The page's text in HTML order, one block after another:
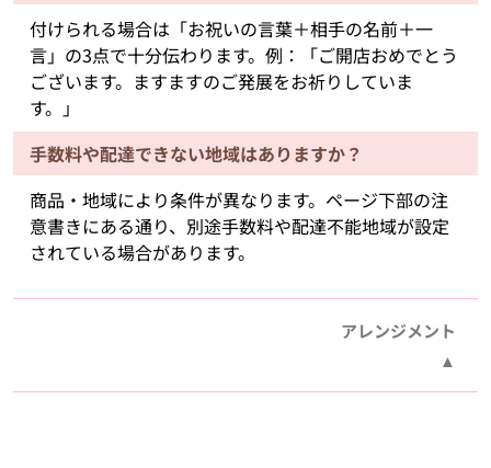
付けられる場合は「お祝いの言葉＋相手の名前＋一
言」の3点で十分伝わります。例：「ご開店おめでとう
ございます。ますますのご発展をお祈りしていま
す。」
手数料や配達できない地域はありますか？
商品・地域により条件が異なります。ページ下部の注
意書きにある通り、別途手数料や配達不能地域が設定
されている場合があります。
アレンジメント